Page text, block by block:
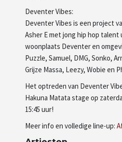
Deventer Vibes:
Deventer Vibes is een project
Asher E met jong hip hop talent
woonplaats Deventer en
Puzzle, Samuel, DMG, Sonko,
Grijze Massa, Leezy, Wobie en
Het optreden van Deventer
Hakuna Matata stage op
15:45 uur!
Meer info en volledige line-up: